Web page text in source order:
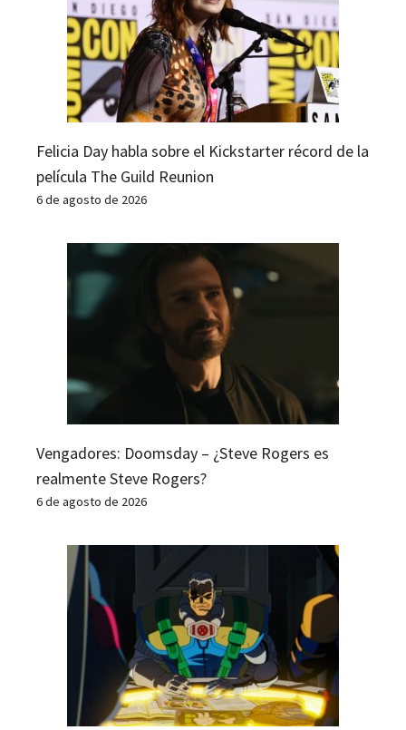
Felicia Day habla sobre el Kickstarter récord de la
película The Guild Reunion
6 de agosto de 2026
Vengadores: Doomsday – ¿Steve Rogers es
realmente Steve Rogers?
6 de agosto de 2026